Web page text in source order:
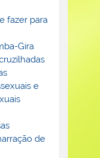
fazer para
Gira
e
de